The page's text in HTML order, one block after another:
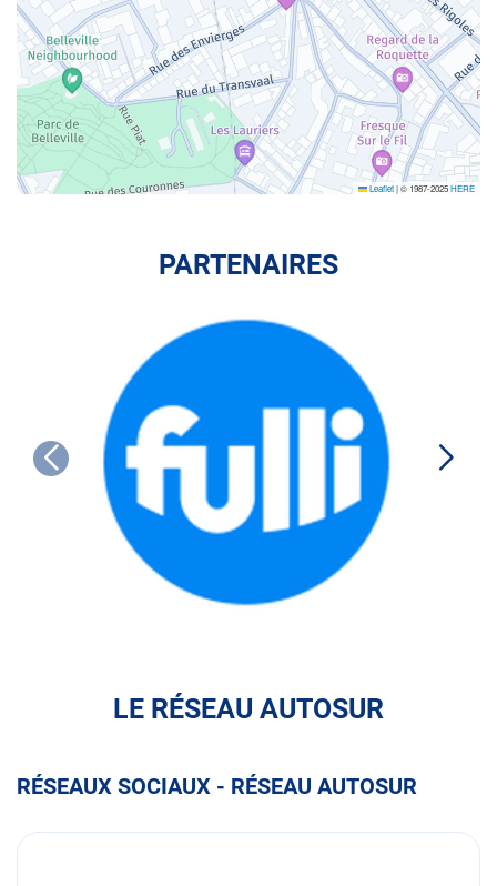
Leaflet|© 1987-2025HERE
PARTENAIRES
LE RÉSEAU AUTOSUR
RÉSEAUX SOCIAUX - RÉSEAU AUTOSUR